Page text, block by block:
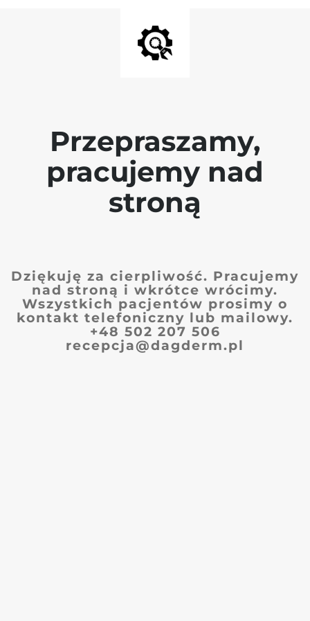
Przepraszamy,
pracujemy nad
stroną
Dziękuję za cierpliwość. Pracujemy
nad stroną i wkrótce wrócimy.
Wszystkich pacjentów prosimy o
kontakt telefoniczny lub mailowy.
+48 502 207 506
recepcja@dagderm.pl